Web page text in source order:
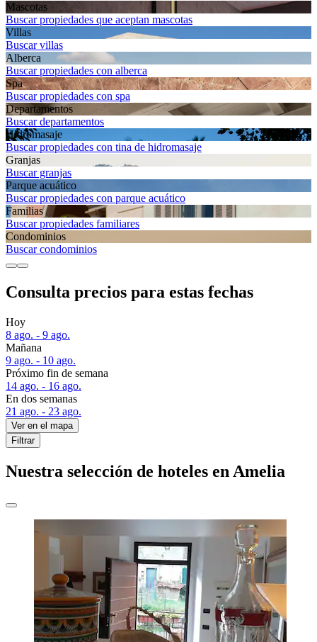
Mascotas
Buscar propiedades que aceptan mascotas
Villas
Buscar villas
Alberca
Buscar propiedades con alberca
Spa
Buscar propiedades con spa
Departa­mentos
Buscar departamentos
Hidromasaje
Buscar propiedades con tina de hidromasaje
Granjas
Buscar granjas
Parque acuático
Buscar propiedades con parque acuático
Familias
Buscar propiedades familiares
Condominios
Buscar condominios
Consulta precios para estas fechas
Hoy
8 ago. - 9 ago.
Mañana
9 ago. - 10 ago.
Próximo fin de semana
14 ago. - 16 ago.
En dos semanas
21 ago. - 23 ago.
Ver en el mapa
Filtrar
Nuestra selección de hoteles en Amelia